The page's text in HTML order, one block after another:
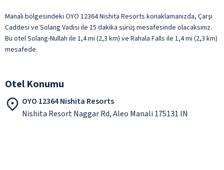
Manali bölgesindeki OYO 12364 Nishita Resorts konaklamanızda, Çarşı
Caddesi ve Solang Vadisi ile 15 dakika sürüş mesafesinde olacaksınız.
Bu otel Solang-Nullah ile 1,4 mi (2,3 km) ve Rahala Falls ile 1,4 mi (2,3 km)
mesafede.
Otel Konumu
OYO 12364 Nishita Resorts
Nishita Resort Naggar Rd, Aleo Manali 175131 IN